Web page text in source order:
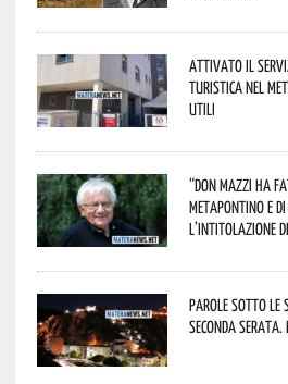
Attivato il
Turistica nel
utili
“Don Mazzi ha
Metapontino e
l’intitolazione
Parole sotto le
seconda serata.